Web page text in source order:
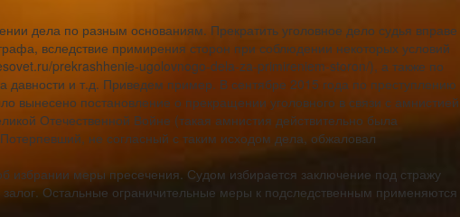
дела по разным основаниям. Прекратить уголовное дело судья вправе
вследствие примирения сторон при соблюдении некоторых условий
prekrashhenie-ugolovnogo-dela-za-primireniem-storon/), а также по
давности и т.д. Приведем пример. В сентябре 2015 года по преступлению
вынесено постановление о прекращении уголовного в связи с амнистией
Отечественной Войне (такая амнистия действительно была
не согласный с таким исходом дела, обжаловал
избрании меры пресечения. Судом избирается заключение под стражу
Остальные ограничительные меры к подследственным применяются